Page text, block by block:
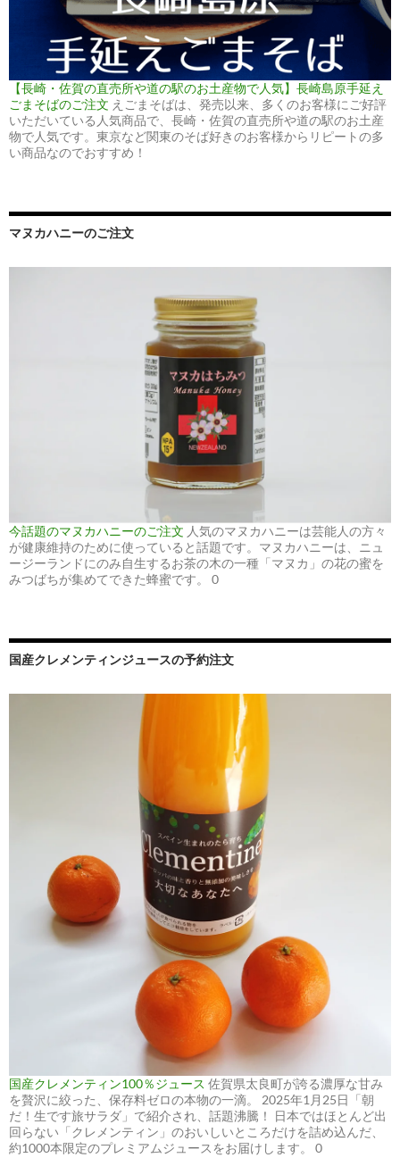
【長崎・佐賀の直売所や道の駅のお土産物で人気】長崎島原手延え
ごまそばのご注文 えごまそばは、発売以来、多くのお客様にご好評
いただいている人気商品で、長崎・佐賀の直売所や道の駅のお土産
物で人気です。東京など関東のそば好きのお客様からリピートの多
い商品なのでおすすめ！
マヌカハニーのご注文
今話題のマヌカハニーのご注文 人気のマヌカハニーは芸能人の方々
が健康維持のために使っていると話題です。マヌカハニーは、ニュ
ージーランドにのみ自生するお茶の木の一種「マヌカ」の花の蜜を
みつばちが集めてできた蜂蜜です。 0
国産クレメンティンジュースの予約注文
国産クレメンティン100％ジュース 佐賀県太良町が誇る濃厚な甘み
を贅沢に絞った、保存料ゼロの本物の一滴。 2025年1月25日「朝
だ！生です旅サラダ」で紹介され、話題沸騰！ 日本ではほとんど出
回らない「クレメンティン」のおいしいところだけを詰め込んだ、
約1000本限定のプレミアムジュースをお届けします。 0